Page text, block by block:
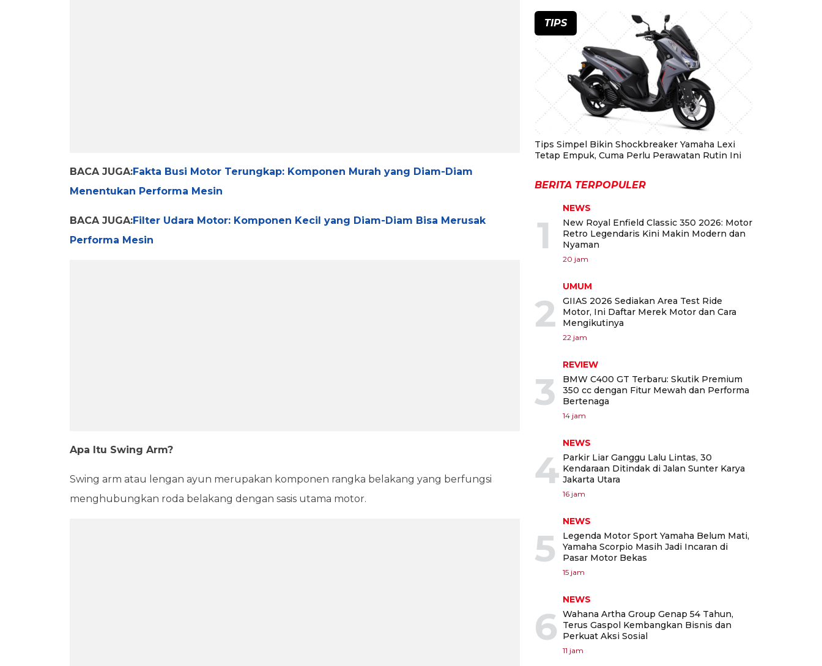
BACA JUGA:Fakta Busi Motor Terungkap: Komponen Murah yang Diam-Diam
Menentukan Performa Mesin
BACA JUGA:Filter Udara Motor: Komponen Kecil yang Diam-Diam Bisa Merusak
Performa Mesin
Apa Itu Swing Arm?
Swing arm atau lengan ayun merupakan komponen rangka belakang yang berfungsi
menghubungkan roda belakang dengan sasis utama motor.
TIPS
Tips Simpel Bikin Shockbreaker Yamaha Lexi
Tetap Empuk, Cuma Perlu Perawatan Rutin Ini
BERITA TERPOPULER
1
NEWS
New Royal Enfield Classic 350 2026: Motor
Retro Legendaris Kini Makin Modern dan
Nyaman
20 jam
2
UMUM
GIIAS 2026 Sediakan Area Test Ride
Motor, Ini Daftar Merek Motor dan Cara
Mengikutinya
22 jam
3
REVIEW
BMW C400 GT Terbaru: Skutik Premium
350 cc dengan Fitur Mewah dan Performa
Bertenaga
14 jam
4
NEWS
Parkir Liar Ganggu Lalu Lintas, 30
Kendaraan Ditindak di Jalan Sunter Karya
Jakarta Utara
16 jam
5
NEWS
Legenda Motor Sport Yamaha Belum Mati,
Yamaha Scorpio Masih Jadi Incaran di
Pasar Motor Bekas
15 jam
6
NEWS
Wahana Artha Group Genap 54 Tahun,
Terus Gaspol Kembangkan Bisnis dan
Perkuat Aksi Sosial
11 jam